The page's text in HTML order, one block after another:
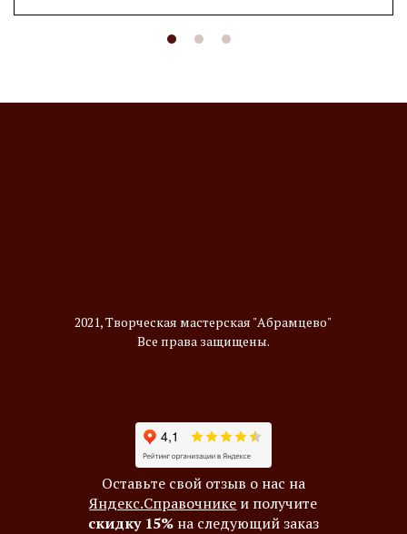
2021, Творческая мастерская "Абрамцево"
Все права защищены.
Оставьте свой отзыв о нас на
Яндекс.Справочнике и получите
скидку 15% на следующий заказ